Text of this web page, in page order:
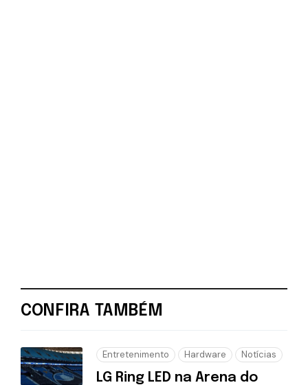
CONFIRA TAMBÉM
Entretenimento Hardware Notícias
LG Ring LED na Arena do